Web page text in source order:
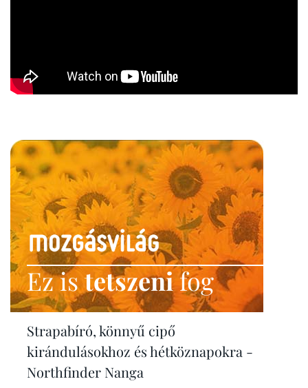
Ez istetszenifog
Strapabíró, könnyű cipő
kirándulásokhoz és hétköznapokra -
Northfinder Nanga